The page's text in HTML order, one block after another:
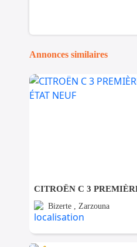
Annonces similaires
Bizerte , Zarzouna